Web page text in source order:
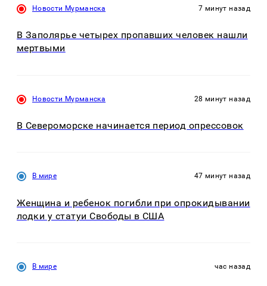
Новости Мурманска 7 минут назад
В Заполярье четырех пропавших человек нашли
мертвыми
Новости Мурманска 28 минут назад
В Североморске начинается период опрессовок
В мире 47 минут назад
Женщина и ребенок погибли при опрокидывании
лодки у статуи Свободы в США
В мире час назад